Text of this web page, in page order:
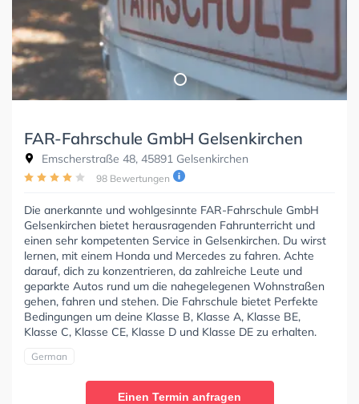
FAR-Fahrschule GmbH Gelsenkirchen
Emscherstraße 48, 45891 Gelsenkirchen
98 Bewertungen
Die anerkannte und wohlgesinnte FAR-Fahrschule GmbH
Gelsenkirchen bietet herausragenden Fahrunterricht und
einen sehr kompetenten Service in Gelsenkirchen. Du wirst
lernen, mit einem Honda und Mercedes zu fahren. Achte
darauf, dich zu konzentrieren, da zahlreiche Leute und
geparkte Autos rund um die nahegelegenen Wohnstraßen
gehen, fahren und stehen. Die Fahrschule bietet Perfekte
Bedingungen um deine Klasse B, Klasse A, Klasse BE,
Klasse C, Klasse CE, Klasse D und Klasse DE zu erhalten.
German
Einen Termin anfragen